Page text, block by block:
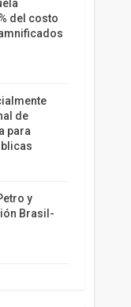
del costo
de
para
y
Brasil-